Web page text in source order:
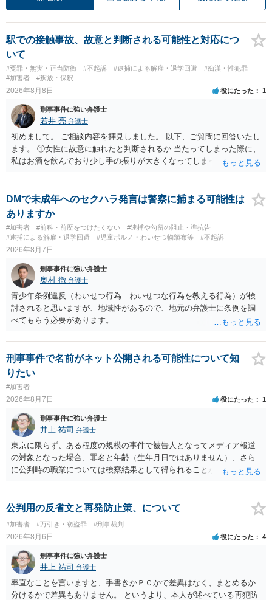
駅での接触事故、故意と判断される可能性と対応につ
いて
#冤罪・無実・正当防衛 #不起訴 #逮捕による解雇・退学回避
#痴漢・性犯罪
#加害者
#釈放・保釈
2026年8月8日 役にたった 1
刑事事件に強い弁護士
若井 亮 弁護士
初めまして。 ご相談内容を拝見しました。 以下、ご質問に回答いたし
ます。 ①女性に故意に触れたと判断されるか 当たってしまった際に、
私はお酒を飲んでおり少し手の振りが大きくなってしまっていたこと
いた場合、故意だと判定されやすいのでしょうか？ お伺いする限り、
故意があると判断されることは無いかと思います。 ②逮捕、呼び出し
の可能性 この行為により、痴漢やその他の犯罪を犯したとして、逮
捕、呼び出しされる可能性はどれほどでしょうか？ 誤って当たってし
まっただけであり、さらにその場で女性等のアクションが無かったこ
とからすると、この後に呼び出される可能性は極めて低いと思いま
能性があると考えれば良いのでしょうか？ 逮捕や呼び出しの可能性は
極めて低いと思います。 連絡が来ることはないでしょう。
DMで未成年へのセクハラ発言は警察に捕まる可能性は
ありますか
#加害者 #前科・前歴をつけたくない
#逮捕や勾留の阻止・準抗告
#逮捕による解雇・退学回避
#児童ポルノ・わいせつ物頒布等 #不起訴
2026年8月7日
刑事事件に強い弁護士
奥村 徹 弁護士
青少年条例違反（わいせつ行為 わいせつな行為を教える行為）が検
討されると思いますが、地域性があるので、地元の弁護士に条例を調
べてもらう必要があります。
刑事事件で名前がネット公開される可能性について知
りたい
#加害者
2026年8月7日 役にたった 1
刑事事件に強い弁護士
井上 祐司 弁護士
東京に限らず、ある程度の規模の事件で被告人となってメディア報道
の対象となった場合、罪名と年齢（生年月日ではありません）、さら
に公判時の職業については検察結果として得られることが通常です。
公判用の反省文と再発防止策、について
#加害者 #万引き・窃盗罪 #刑事裁判
2026年8月6日 役にたった 4
刑事事件に強い弁護士
井上 祐司 弁護士
率直なことを言いますと、手書きかＰＣかで差異はなく、まとめるか
分けるかで差異もありません。 というより、本人が述べている再犯防